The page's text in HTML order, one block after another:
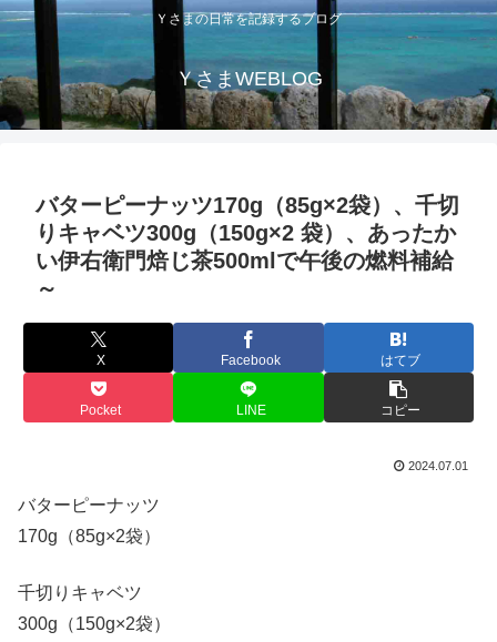
Ｙさまの日常を記録するブログ
ＹさまWEBLOG
バターピーナッツ170g（85g×2袋）、千切
りキャベツ300g（150g×2 袋）、あったか
い伊右衛門焙じ茶500mlで午後の燃料補給
～
X Facebook はてブ
Pocket LINE コピー
2024.07.01
バターピーナッツ
170g（85g×2袋）
千切りキャベツ
300g（150g×2袋）